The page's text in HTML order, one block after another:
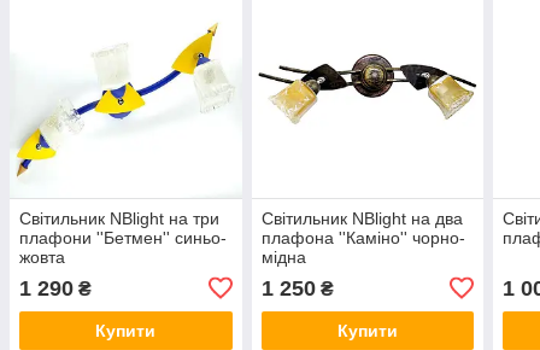
Світильник NBlight на три
плафони ''Бетмен'' синьо-
жовта
1 290 ₴
Купити
Світильник NBlight на два
плафона ''Каміно'' чорно-
мідна
1 250₴
Купити
1